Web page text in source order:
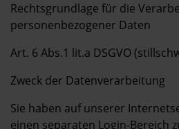
Rechtsgrundlage für die
personenbezogener Daten
Art. 6 Abs.1 lit.a DSGVO
Zweck der Datenverarbeitung
Sie haben auf unserer
einen separaten Login-Bereich